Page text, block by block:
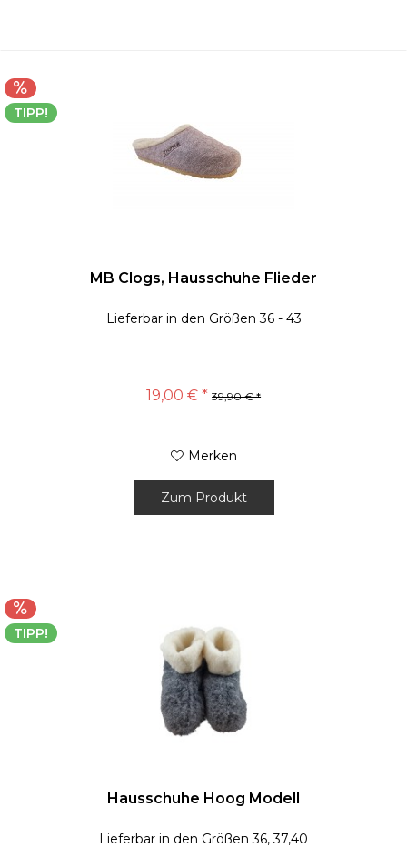
TIPP!
MB Clogs, Hausschuhe Flieder
Lieferbar in den Größen 36 - 43
19,00 € * 39,90 € *
Merken
Zum Produkt
TIPP!
Hausschuhe Hoog Modell
Lieferbar in den Größen 36, 37,40